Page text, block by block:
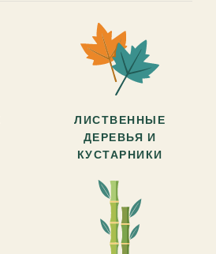
ЛИСТВЕННЫЕ
ДЕРЕВЬЯ И
КУСТАРНИКИ